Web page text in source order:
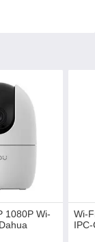
1080P Wi-
Wi-